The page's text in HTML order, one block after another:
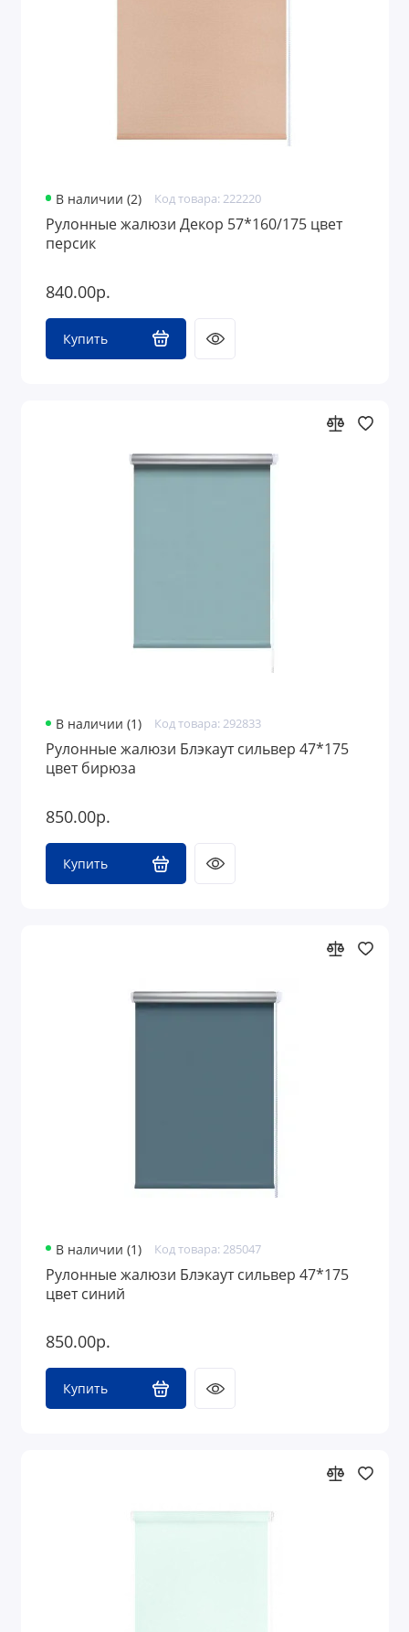
В наличии (2) Код товара: 222220
Рулонные жалюзи Декор 57*160/175 цвет
персик
840.00р.
Купить
В наличии (1) Код товара: 292833
Рулонные жалюзи Блэкаут сильвер 47*175
цвет бирюза
850.00р.
Купить
В наличии (1) Код товара: 285047
Рулонные жалюзи Блэкаут сильвер 47*175
цвет синий
850.00р.
Купить